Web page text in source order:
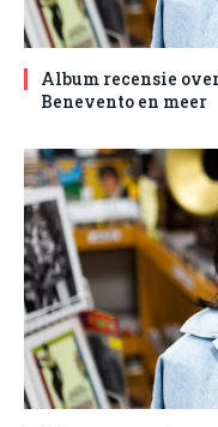
Album recensie
Benevento en meer